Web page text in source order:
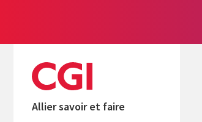
Allier savoir et faire